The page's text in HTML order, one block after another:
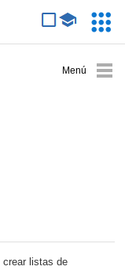
crear listas de